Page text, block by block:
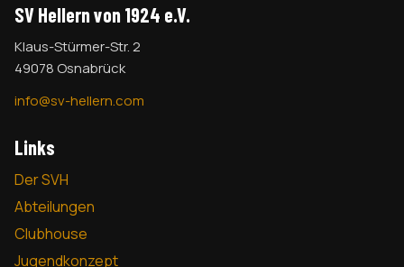
SV Hellern von 1924 e.V.
Klaus-Stürmer-Str. 2
49078 Osnabrück
info@sv-hellern.com
Links
Der SVH
Abteilungen
Clubhouse
Jugendkonzept